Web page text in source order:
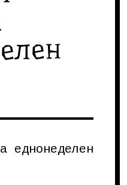
еднонеделен